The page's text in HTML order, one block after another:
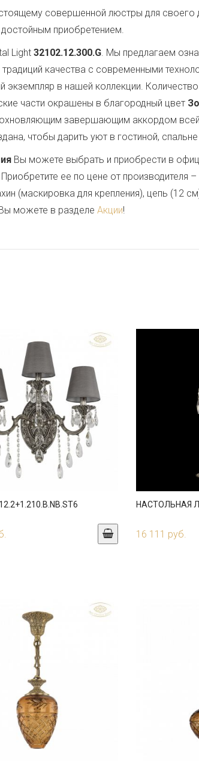
совершенной люстры для своего
приобретением.
Light 32102.12.300.G. Мы предлагаем
качества с современными
экземпляр в нашей коллекции.
части окрашены в благородный цвет
завершающим аккордом
чтобы дарить уют в гостиной, спальне
Вы можете выбрать и приобрести в
Приобретите ее по цене от производителя –
(маскировка для крепления), цепь (12
можете в разделе Акции!
НАСТОЛЬНАЯ
16 111 руб.